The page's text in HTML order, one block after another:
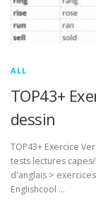
ALL
TOP43+
dessin
TOP43+ Exercice
tests lectures
d'anglais >
Englishcool …